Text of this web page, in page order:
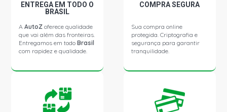
ENTREGA EM TODO O
BRASIL
AAutoZ oferece qualidade
que vai além das fronteiras.
Entregamos em todoBrasil
com rapidez e qualidade.
COMPRA SEGURA
Sua compra online
protegida. Criptografia e
segurança para garantir
tranquilidade.